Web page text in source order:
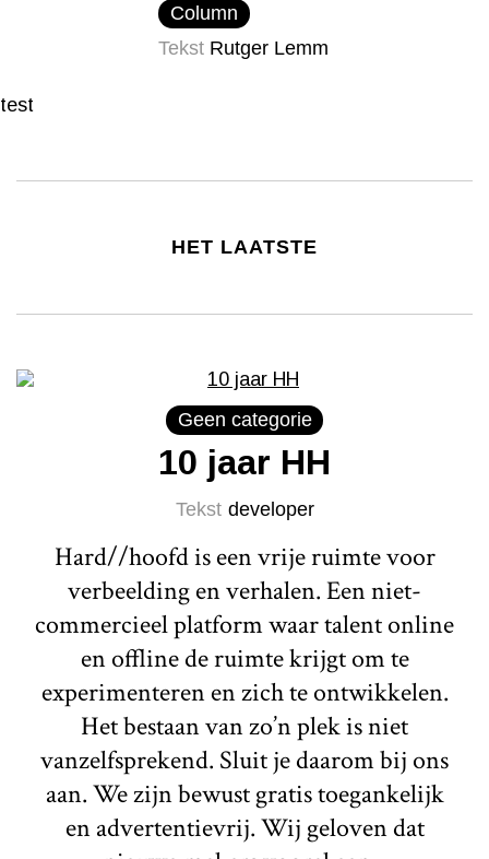
Column
Tekst Rutger Lemm
test
HET LAATSTE
Geen categorie
10 jaar HH
Tekst developer
Hard//hoofd is een vrije ruimte voor
verbeelding en verhalen. Een niet-
commercieel platform waar talent online
en offline de ruimte krijgt om te
experimenteren en zich te ontwikkelen.
Het bestaan van zo’n plek is niet
vanzelfsprekend. Sluit je daarom bij ons
aan. We zijn bewust gratis toegankelijk
en advertentievrij. Wij geloven dat